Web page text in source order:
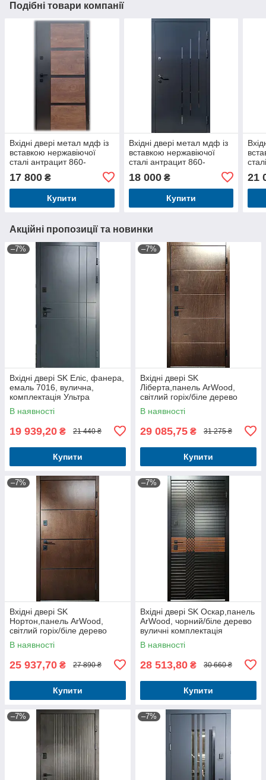
Подібні товари компанії
Вхідні двері метал мдф із
вставкою нержавіючої
сталі антрацит 860-
17 800 ₴
Купити
Вхідні двері метал мдф із
вставкою нержавіючої
сталі антрацит 860-
18 000₴
Купити
21
Акційні пропозиції та новинки
–7%
Вхідні двері SK Еліс, фанера,
емаль 7016, вулична,
комплектація Ультра
В наявності
19 939,20 ₴ 21 440 ₴
Купити
–7%
Вхідні двері SK
Ліберта,панель ArWood,
світлий горіх/біле дерево
вуличні комплектація
Люкс+Терморозрив
В наявності
29 085,75 ₴ 31 275 ₴
Купити
–7%
Вхідні двері SK
Нортон,панель ArWood,
світлий горіх/біле дерево
вуличні комплектація
Елегант+Терморозрив
В наявності
25 937,70 ₴ 27 890 ₴
Купити
–7%
Вхідні двері SK Оскар,панель
ArWood, чорний/біле дерево
вуличні комплектація
Елегант+Терморозрив
В наявності
28 513,80 ₴ 30 660 ₴
Купити
–7% –7%